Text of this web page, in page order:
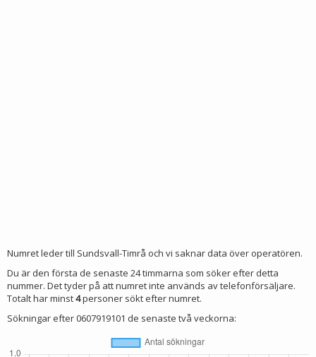
Numret leder till Sundsvall-Timrå och vi saknar data över operatören.
Du är den första de senaste 24 timmarna som söker efter detta
nummer. Det tyder på att numret inte används av telefonförsäljare.
Totalt har minst4personer sökt efter numret.
Sökningar efter 0607919101 de senaste två veckorna: